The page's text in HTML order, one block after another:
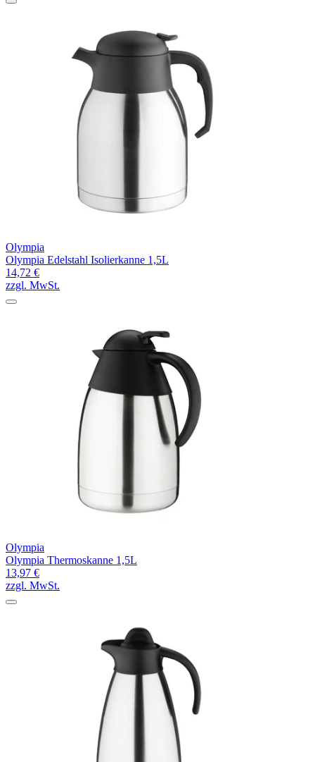
Olympia
Olympia Edelstahl Isolierkanne 1,5L
14,72 €
zzgl. MwSt.
Olympia
Olympia Thermoskanne 1,5L
13,97 €
zzgl. MwSt.